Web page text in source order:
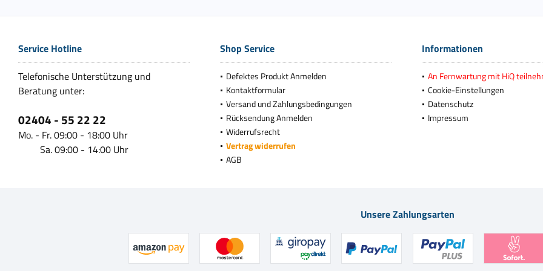
Service Hotline
Telefonische Unterstützung und
Beratung unter:
02404 - 55 22 22
Mo. - Fr. 09:00 - 18:00 Uhr
Sa. 09:00 - 14:00 Uhr
Shop Service
Defektes Produkt Anmelden
Kontaktformular
Versand und Zahlungsbedingungen
Rücksendung Anmelden
Widerrufsrecht
Vertrag widerrufen
AGB
Informationen
An Fernwartung mit HiQ
Cookie-Einstellungen
Datenschutz
Impressum
Unsere Zahlungsarten